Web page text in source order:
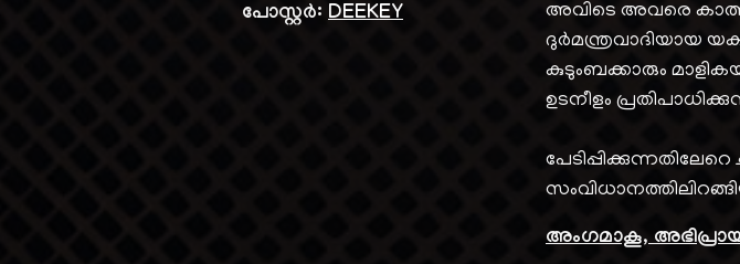
പോസ്റ്റർ: DEEKEY
അവിടെ അവരെ
ദുർമന്ത്രവാദിയായ
കുടുംബക്കാരും
ഉടനീളം
അംഗമാകൂ,